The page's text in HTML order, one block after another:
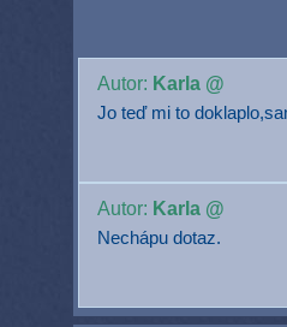
Autor: Karla @
Jo teď mi to
Autor: Karla @
Nechápu dotaz.